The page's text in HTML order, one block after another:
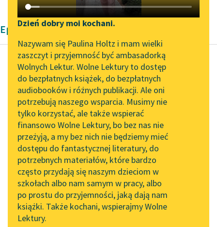
Katalog DAISY
Podkasty o książkach
Zgłoś brak utworu
Aktualności
„Prokurator Alicja Horn”
do słuchania
Byliśmy częścią AI Impact
Lab
Zapraszamy na spotkanie
online z tłumaczkami
literatury skandynawskiej
Spotkanie z Katarzyną
Tunkiel w Oslo
102. lata temu zmarł
Joseph Conrad
Narzędzia
Mapa Wolnych Lektur
Leśmianator
Przewodnik dla piszących i
czytających
API
OAI-PMH
Widget Wolnych Lektur
Przypisy
Dzień dobry moi kochani.
Nazywam się Paulina Holtz i mam wielki
zaszczyt i przyjemność być ambasadorką
Wolnych Lektur. Wolne Lektury to dostęp
do bezpłatnych książek, do bezpłatnych
audiobooków i różnych publikacji. Ale oni
potrzebują naszego wsparcia. Musimy nie
tylko korzystać, ale także wspierać
finansowo Wolne Lektury, bo bez nas nie
przeżyją, a my bez nich nie będziemy mieć
dostępu do fantastycznej literatury, do
potrzebnych materiałów, które bardzo
często przydają się naszym dzieciom w
szkołach albo nam samym w pracy, albo
po prostu do przyjemności, jaką dają nam
książki. Także kochani, wspierajmy Wolne
Lektury.
Epika Edgara Allana Poe'go
Edgar Allan Poe
Berenice
I wreszcie wśród
ostępów mych marzeń
rozległ się wielki krzyk
zgrozy i przerażenia, i
po...
Czytaj więcej